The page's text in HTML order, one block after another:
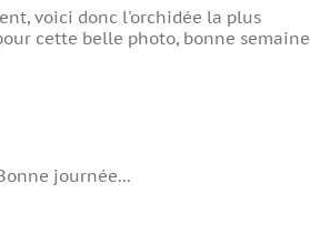
voici donc l'orchidée la plus
cette belle photo, bonne semaine
journée...